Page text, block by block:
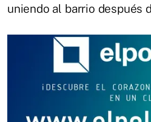
uniendo al barrio después